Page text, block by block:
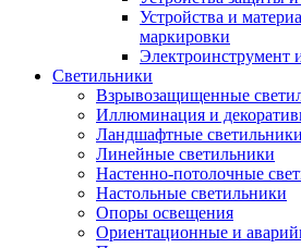
Устройства и
маркировки
Электроинструмент
Светильники
Взрывозащищенные
Иллюминация и
Ландшафтные светильники
Линейные светильники
Настенно-потолочные
Настольные светильники
Опоры освещения
Ориентационные и